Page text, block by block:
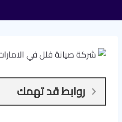
روابط قد تهمك